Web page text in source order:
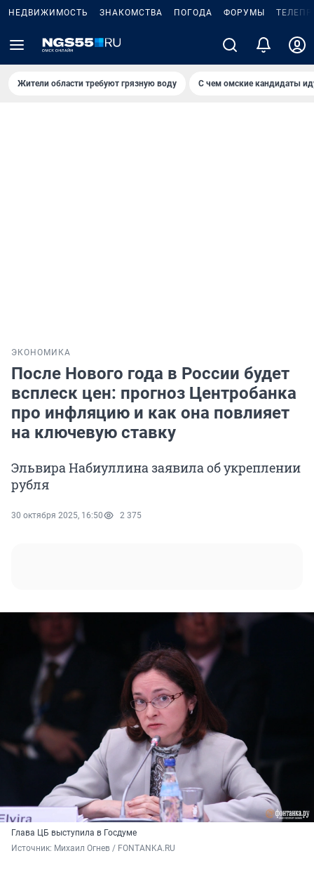
НЕДВИЖИМОСТЬ ЗНАКОМСТВА ПОГОДА ФОРУМЫ
Жители области требуют грязную воду С чем омские кандидаты
ЭКОНОМИКА
После Нового года в России будет
всплеск цен: прогноз Центробанка
про инфляцию и как она повлияет
на ключевую ставку
Эльвира Набиуллина заявила об укреплении
рубля
30 октября 2025, 16:50 2 375
Глава ЦБ выступила в Госдуме
Источник: Михаил Огнев / FONTANKA.RU